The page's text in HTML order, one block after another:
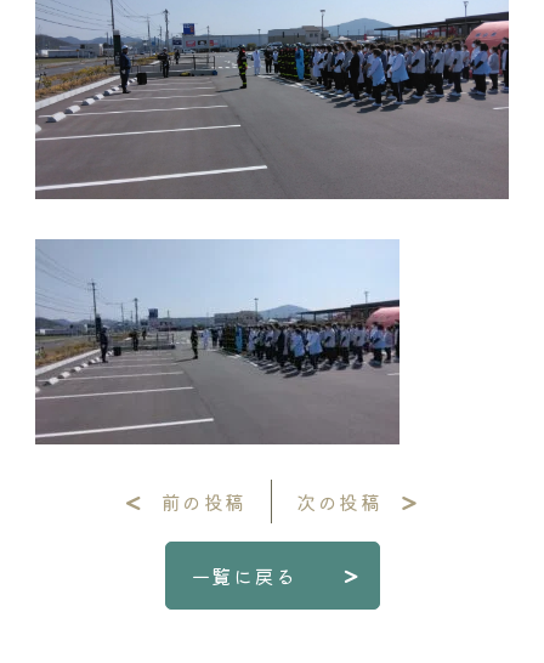
一覧に戻る
前の投稿 次の投稿